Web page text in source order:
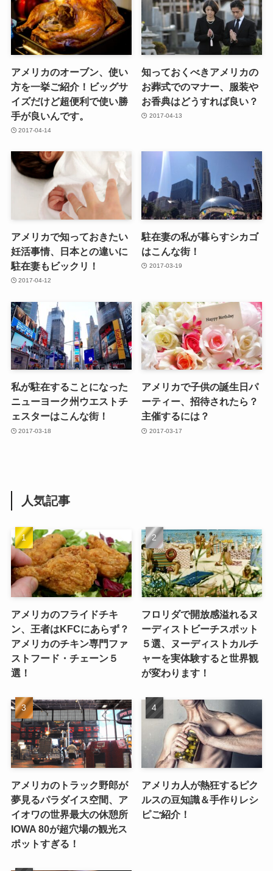
アメリカのオーブン、使い
方を一挙ご紹介！ビッグサ
イズだけど超便利で使い勝
手が良いんです。
2017-04-14
知っておくべきアメリカの
お葬式でのマナー、服装や
お香典はどうすれば良い？
2017-04-13
アメリカで知っておきたい
妊活事情、日本との違いに
駐在妻もビックリ！
2017-04-12
駐在妻の私が暮らすシカゴ
はこんな街！
2017-03-19
私が駐在することになった
ニューヨーク州ウエストチ
ェスターはこんな街！
2017-03-18
アメリカで子供の誕生日パ
ーティー、招待されたら？
主催するには？
2017-03-17
人気記事
アメリカのフライドチキ
ン、王者はKFCにあらず？
アメリカのチキン専門ファ
ストフード・チェーン５
選！
フロリダで開放感溢れるヌ
ーディストビーチスポット
５選、ヌーディストカルチ
ャーを実体験すると世界観
が変わります！
アメリカのトラック野郎が
夢見るパラダイス空間、ア
イオワの世界最大の休憩所
IOWA 80が超穴場の観光ス
ポットすぎる！
アメリカ人が熱狂するピク
ルスの豆知識＆手作りレシ
ピご紹介！